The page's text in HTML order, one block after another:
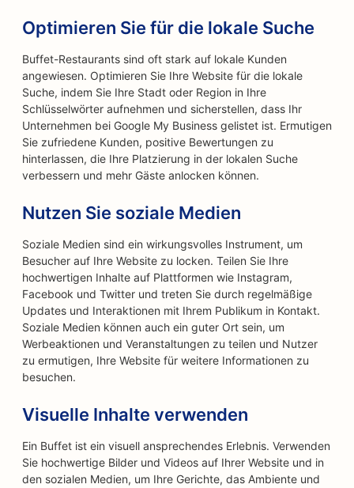
Optimieren Sie für die lokale Suche
Buffet-Restaurants sind oft stark auf lokale Kunden
angewiesen. Optimieren Sie Ihre Website für die lokale
Suche, indem Sie Ihre Stadt oder Region in Ihre
Schlüsselwörter aufnehmen und sicherstellen, dass Ihr
Unternehmen bei Google My Business gelistet ist. Ermutigen
Sie zufriedene Kunden, positive Bewertungen zu
hinterlassen, die Ihre Platzierung in der lokalen Suche
verbessern und mehr Gäste anlocken können.
Nutzen Sie soziale Medien
Soziale Medien sind ein wirkungsvolles Instrument, um
Besucher auf Ihre Website zu locken. Teilen Sie Ihre
hochwertigen Inhalte auf Plattformen wie Instagram,
Facebook und Twitter und treten Sie durch regelmäßige
Updates und Interaktionen mit Ihrem Publikum in Kontakt.
Soziale Medien können auch ein guter Ort sein, um
Werbeaktionen und Veranstaltungen zu teilen und Nutzer
zu ermutigen, Ihre Website für weitere Informationen zu
besuchen.
Visuelle Inhalte verwenden
Ein Buffet ist ein visuell ansprechendes Erlebnis. Verwenden
Sie hochwertige Bilder und Videos auf Ihrer Website und in
den sozialen Medien, um Ihre Gerichte, das Ambiente und